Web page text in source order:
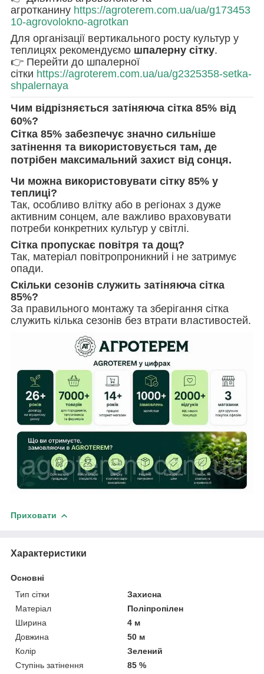
агротканину https://agroterem.com.ua/ua/g173453
10-agrovolokno-agrotkan
Для організації вертикального росту культур у
теплицях рекомендуємо шпалерну сітку.
👉 Перейти до шпалерної
сітки https://agroterem.com.ua/ua/g2325358-setka-
shpalernaya
Чим відрізняється затіняюча сітка 85% від
60%?
Сітка 85% забезпечує значно сильніше
затінення та використовується там, де
потрібен максимальний захист від сонця.
Чи можна використовувати сітку 85% у
теплиці?
Так, особливо влітку або в регіонах з дуже
активним сонцем, але важливо враховувати
потреби конкретних культур у світлі.
Сітка пропускає повітря та дощ?
Так, матеріал повітропроникний і не затримує
опади.
Скільки сезонів служить затіняюча сітка
85%?
За правильного монтажу та зберігання сітка
служить кілька сезонів без втрати властивостей.
Приховати
Характеристики
Основні
Тип сітки
Захисна
Матеріал
Поліпропілен
Ширина
4 м
Довжина
50 м
Колір
Зелений
Ступінь затінення
85 %